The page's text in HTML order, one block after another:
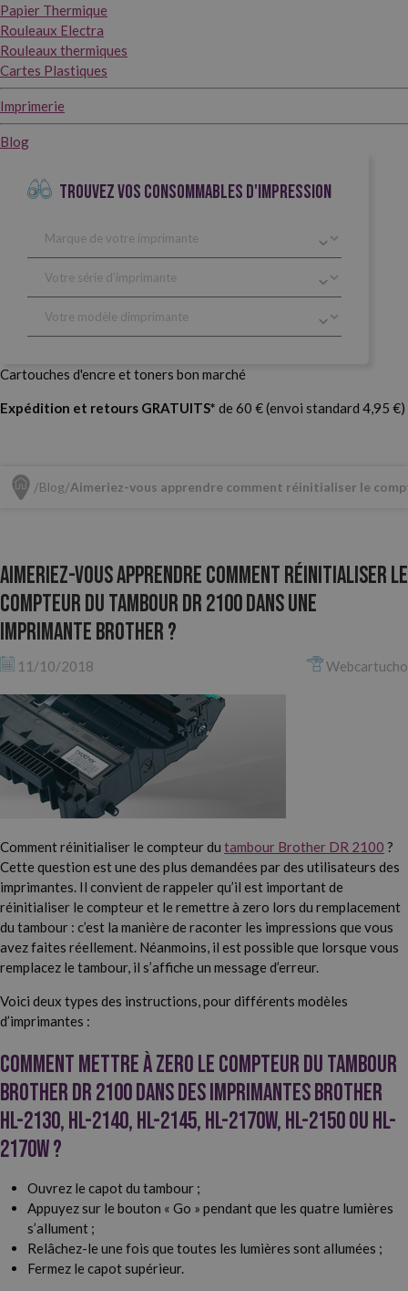
Papier Thermique
Rouleaux Electra
Rouleaux thermiques
Cartes Plastiques
Imprimerie
Blog
TROUVEZ VOS CONSOMMABLES D'IMPRESSION
Cartouches d'encre et toners bon marché
Expédition et retours GRATUITS* de 60 € (envoi standard 4,95 €)
Blog Aimeriez-vous apprendre comment réinitialiser le
Aimeriez-vous apprendre comment réinitialiser le
compteur du tambour DR 2100 dans une
imprimante Brother ?
11/10/2018 Webcartucho
Comment réinitialiser le compteur du tambour Brother DR 2100 ?
Cette question est une des plus demandées par des utilisateurs des
imprimantes. Il convient de rappeler qu’il est important de
réinitialiser le compteur et le remettre à zero lors du remplacement
du tambour : c’est la manière de raconter les impressions que vous
avez faites réellement. Néanmoins, il est possible que lorsque vous
remplacez le tambour, il s’affiche un message d’erreur.
Voici deux types des instructions, pour différents modèles
d’imprimantes :
Comment mettre à zero le compteur du tambour
Brother DR 2100 dans des imprimantes Brother
HL-2130, HL-2140, HL-2145, HL-2170W, HL-2150 ou HL-
2170W ?
Ouvrez le capot du tambour ;
Appuyez sur le bouton « Go » pendant que les quatre lumières
s’allument ;
Relâchez-le une fois que toutes les lumières sont allumées ;
Fermez le capot supérieur.